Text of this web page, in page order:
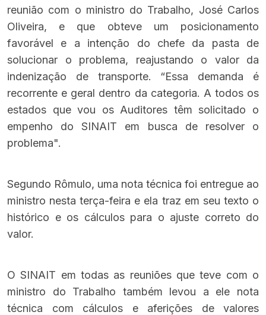
reunião com o ministro do Trabalho, José Carlos
Oliveira, e que obteve um posicionamento
favorável e a intenção do chefe da pasta de
solucionar o problema, reajustando o valor da
indenização de transporte. “Essa demanda é
recorrente e geral dentro da categoria. A todos os
estados que vou os Auditores têm solicitado o
empenho do SINAIT em busca de resolver o
problema".
Segundo Rômulo, uma nota técnica foi entregue ao
ministro nesta terça-feira e ela traz em seu texto o
histórico e os cálculos para o ajuste correto do
valor.
O SINAIT em todas as reuniões que teve com o
ministro do Trabalho também levou a ele nota
técnica com cálculos e aferições de valores